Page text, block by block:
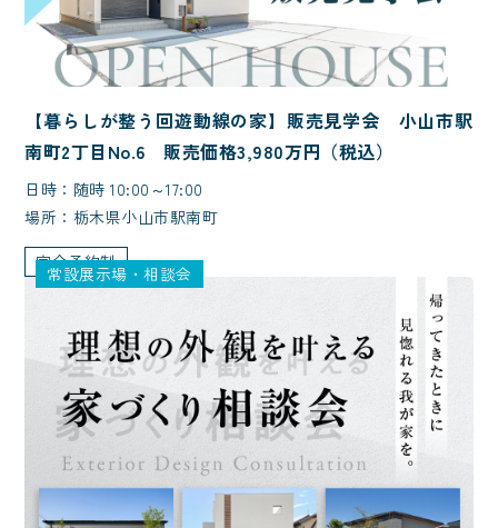
【暮らしが整う回遊動線の家】販売見学会 小山市駅
南町2丁目No.6 販売価格3,980万円（税込）
日時：随時 10:00～17:00
場所：栃木県小山市駅南町
完全予約制
常設展示場・相談会